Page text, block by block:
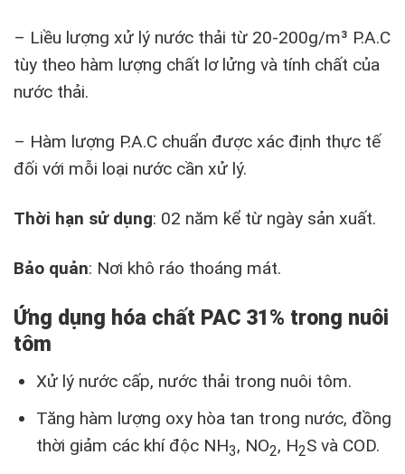
– Liều lượng xử lý nước thải từ 20-200g/m³ P.A.C
tùy theo hàm lượng chất lơ lửng và tính chất của
nước thải.
– Hàm lượng P.A.C chuẩn được xác định thực tế
đối với mỗi loại nước cần xử lý.
Thời hạn sử dụng: 02 năm kể từ ngày sản xuất.
Bảo quản: Nơi khô ráo thoáng mát.
Ứng dụng hóa chất PAC 31% trong nuôi
tôm
Xử lý nước cấp, nước thải trong nuôi tôm.
Tăng hàm lượng oxy hòa tan trong nước, đồng
thời giảm các khí độc NH3, NO2, H2S và COD.